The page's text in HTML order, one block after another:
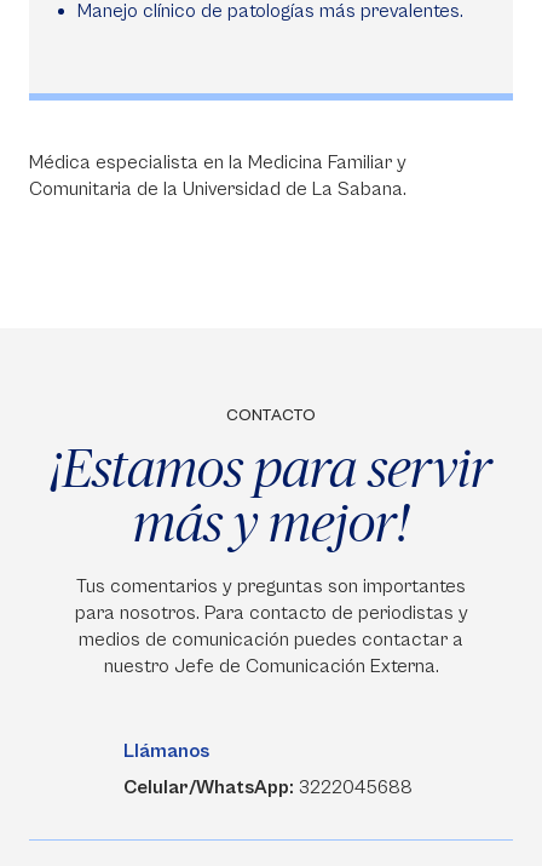
Manejo clínico de patologías más prevalentes.
Médica especialista en la Medicina Familiar y
Comunitaria de la Universidad de La Sabana.
CONTACTO
¡Estamos para servir
más y mejor!
Tus comentarios y preguntas son importantes
para nosotros. Para contacto de periodistas y
medios de comunicación puedes contactar a
nuestro Jefe de Comunicación Externa.
Llámanos
Celular/WhatsApp: 3222045688